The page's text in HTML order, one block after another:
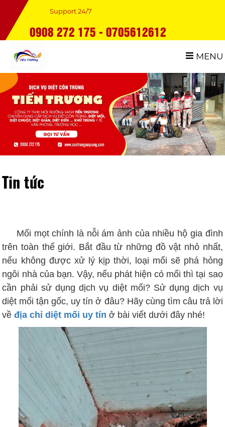
Support 24/7
0908 272 175 - 0705612612
MENU
Tin tức
Mối mọt chính là nỗi ám ảnh của nhiều hộ gia đình
trên toàn thế giới. Bắt đầu từ những đồ vật nhỏ nhất,
nếu không được xử lý kịp thời, loại mối sẽ phá hỏng
ngôi nhà của bạn. Vậy, nếu phát hiện có mối thì tại sao
cần phải sử dụng dịch vụ diệt mối? Sử dụng dịch vụ
diệt mối tận gốc, uy tín ở đâu? Hãy cùng tìm câu trả lời
vềđịa chỉ diệt mối uy tín ở bài viết dưới đây nhé!